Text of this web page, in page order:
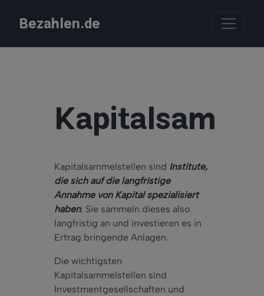
Bezahlen.de
Kapitalsammelstellen sind Institute,
die sich auf die langfristige
Annahme von Kapital spezialisiert
haben. Sie sammeln dieses also
langfristig an und investieren es in
Ertrag bringende Anlagen.
Die wichtigsten
Kapitalsammelstellen sind
Investmentgesellschaften und